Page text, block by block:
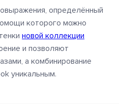
определённый
которого можно
новой коллекции
и позволяют
а комбинирование
уникальным.